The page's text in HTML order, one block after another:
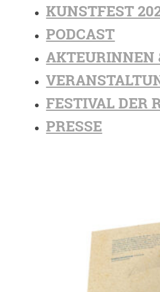
KUNSTFEST
PODCAST
AKTEURINNEN
FESTIVAL DER
PRESSE